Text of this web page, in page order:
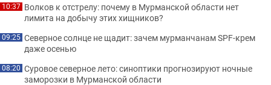
10:37 Волков к отстрелу: почему в Мурманской области нет
лимита на добычу этих хищников?
09:25 Северное солнце не щадит: зачем мурманчанам SPF-крем
даже осенью
08:20 Суровое северное лето: синоптики прогнозируют ночные
заморозки в Мурманской области